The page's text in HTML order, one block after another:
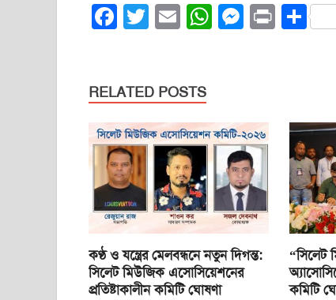
F
e
b
o
o
k
T
er
E
W
A
p
p
M
n
g
er
Pr S
RELATED POSTS
কণ্ঠ ও যন্ত্রের মেলবন্ধনে নতুন দিগন্ত:
সিলেট মিউজিক এসোসিয়েশনের
প্রতিষ্টাকালীন কমিটি ঘোষণা
“সিলেট
কমিটি